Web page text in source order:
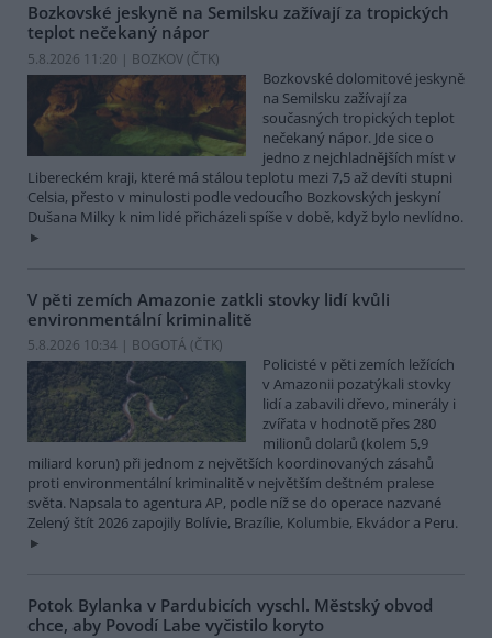
Bozkovské jeskyně na Semilsku zažívají za tropických
teplot nečekaný nápor
5.8.2026 11:20 | BOZKOV (ČTK)
Bozkovské dolomitové jeskyně
na Semilsku zažívají za
současných tropických teplot
nečekaný nápor. Jde sice o
jedno z nejchladnějších míst v
Libereckém kraji, které má stálou teplotu mezi 7,5 až devíti stupni
Celsia, přesto v minulosti podle vedoucího Bozkovských jeskyní
Dušana Milky k nim lidé přicházeli spíše v době, když bylo nevlídno.
V pěti zemích Amazonie zatkli stovky lidí kvůli
environmentální kriminalitě
5.8.2026 10:34 | BOGOTÁ (ČTK)
Policisté v pěti zemích ležících
v Amazonii pozatýkali stovky
lidí a zabavili dřevo, minerály i
zvířata v hodnotě přes 280
milionů dolarů (kolem 5,9
miliard korun) při jednom z největších koordinovaných zásahů
proti environmentální kriminalitě v největším deštném pralese
světa. Napsala to agentura AP, podle níž se do operace nazvané
Zelený štít 2026 zapojily Bolívie, Brazílie, Kolumbie, Ekvádor a Peru.
Potok Bylanka v Pardubicích vyschl. Městský obvod
chce, aby Povodí Labe vyčistilo koryto